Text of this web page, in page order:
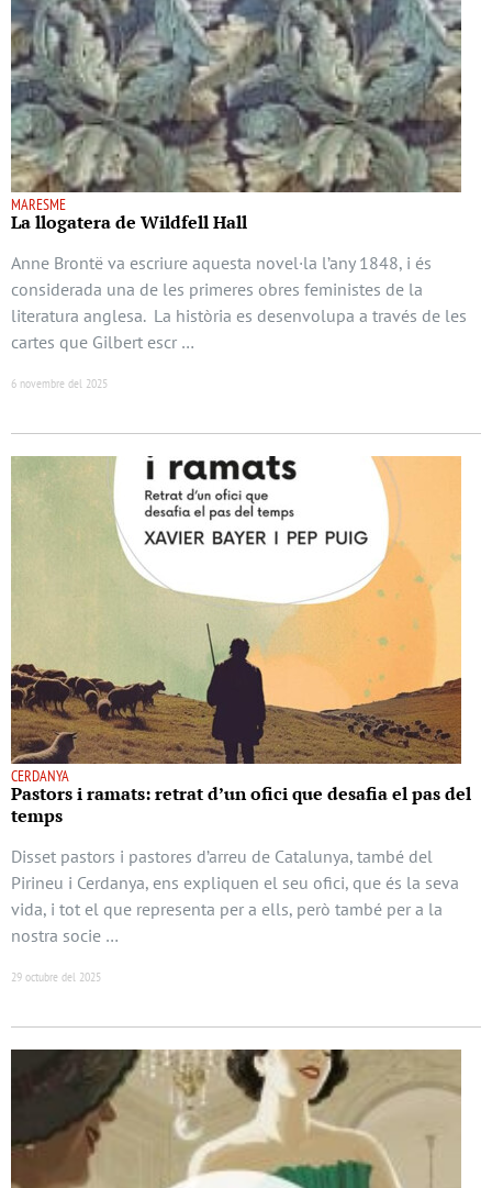
MARESME
La llogatera de Wildfell Hall
Anne Brontë va escriure aquesta novel·la l’any 1848, i és
considerada una de les primeres obres feministes de la
literatura anglesa. La història es desenvolupa a través de les
cartes que Gilbert escr …
6 novembre del 2025
CERDANYA
Pastors i ramats: retrat d’un ofici que desafia el pas del
temps
Disset pastors i pastores d’arreu de Catalunya, també del
Pirineu i Cerdanya, ens expliquen el seu ofici, que és la seva
vida, i tot el que representa per a ells, però també per a la
nostra socie …
29 octubre del 2025